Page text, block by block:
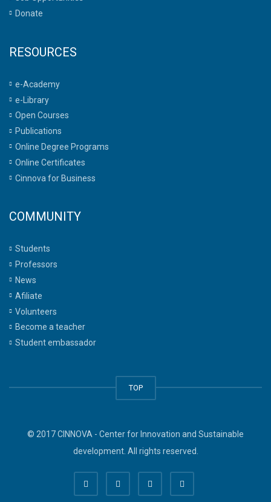
Donate
RESOURCES
e-Academy
e-Library
Open Courses
Publications
Online Degree Programs
Online Certificates
Cinnova for Business
COMMUNITY
Students
Professors
News
Afiliate
Volunteers
Become a teacher
Student embassador
TOP
© 2017 CINNOVA - Center for Innovation and Sustainable
development. All rights reserved.